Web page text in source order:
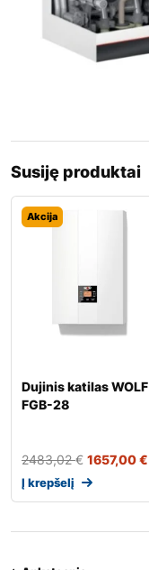
Susiję produktai
Akcija
Dujinis katilas WOLF
FGB-28
2483,02€ 1657,00€
Į krepšelį